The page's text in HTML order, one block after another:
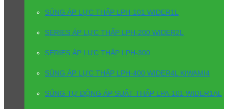
SÚNG ÁP LỰC THẤP LPH-101 WIDER1L
SERIES ÁP LỰC THẤP LPH-200 WIDER2L
SERIES ÁP LỰC THẤP LPH-300
SÚNG ÁP LỰC THẤP LPH-400 WIDER4L KIWAMI4
SÚNG TỰ ĐỘNG ÁP SUẤT THẤP LPA-101 WIDER1AL